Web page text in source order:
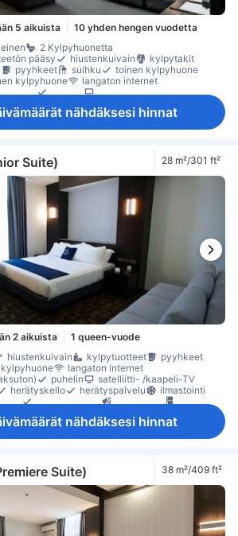
5 aikuista
10 yhden hengen vuodetta
2 Kylpyhuonetta
pääsy
hiustenkuivain
kylpytakit
pyyhkeet suihku
toinen kylpyhuone
kylpyhuone
langaton internet
puhelin
satelliitti- /kaapeli-TV
lehdet tossut
vuodevaatteet
Taitettava vuode
kaappi
savunilmaisin
tallelokero huoneessa
nähdäksesi hinnat
Suite) 28 m²/301 ft²
2 aikuista
1 queen-vuode
hiustenkuivain kylpytuotteet
pyyhkeet
langaton internet
puhelin
satelliitti- /kaapeli-TV
herätyskello herätyspalvelu
ilmastointi
vuodevaatteet äänieristys
jääkaappi
Avattava ikkuna
Ikkuna
nähdäksesi hinnat
Suite) 38 m²/409 ft²